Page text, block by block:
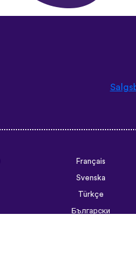
Français
Svenska
Türkçe
Български